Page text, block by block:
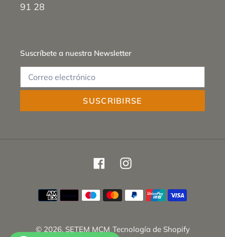
91 28
Suscríbete a nuestra Newsletter
SUSCRIBIRSE
FacebookInstagram
Métodos
de
© 2026, SETEM MCM Tecnología de Shopify